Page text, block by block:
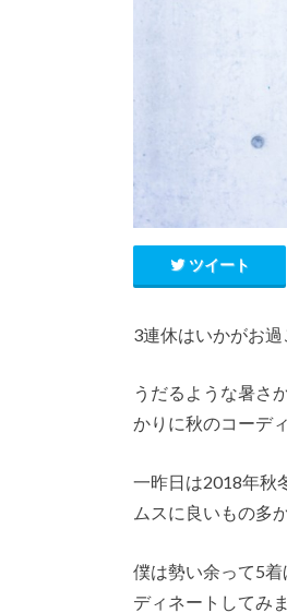
ツイート
3連休はいかがお過
うだるような暑さ
かりに秋のコーデ
一昨日は2018年秋
ムスに良いもの多
僕は勢い余って5
ディネートしてみ